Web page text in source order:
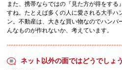
また、携帯ならではの『見た方が得をす
すね。たとえば多くの人に愛される大手ハ
ン。不動産は、大きな買い物なのでハンバ
んなものが作れないか、考えています。
ネット以外の面ではどうでしょ